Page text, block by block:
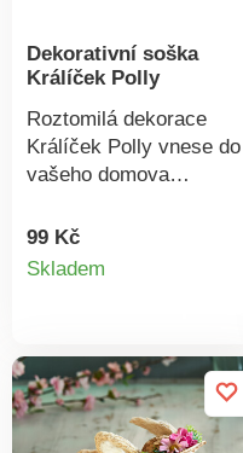
Dekorativní soška
Králíček Polly
Roztomilá dekorace
Králíček Polly vnese do
vašeho domova
dotek jara. Tento
půvabný keramický
papírovou květinu,
kterou můžete snadno
vyjmout a nahradit jinou
99 Kč
Skladem